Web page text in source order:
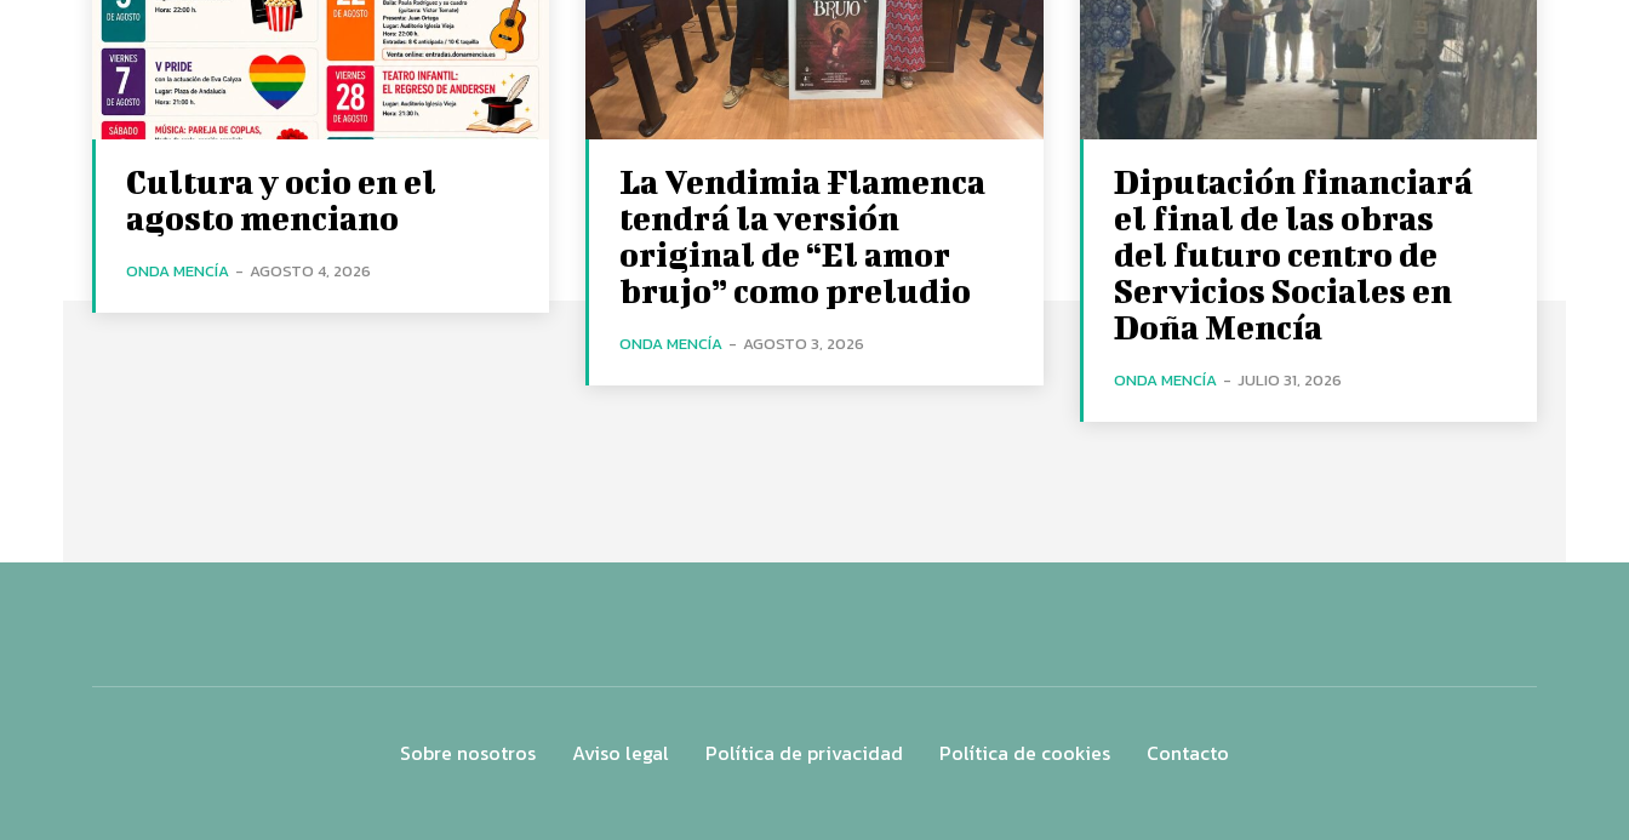
Cultura y ocio en el
agosto menciano
ONDA MENCÍA - AGOSTO 4, 2026
La Vendimia Flamenca
tendrá la versión
original de “El amor
brujo” como preludio
ONDA MENCÍA - AGOSTO 3, 2026
Diputación financiará
el final de las obras
del futuro centro de
Servicios Sociales en
Doña Mencía
ONDA MENCÍA - JULIO 31, 2026
Sobre nosotros Aviso legal Política de privacidad Política de cookies Contacto